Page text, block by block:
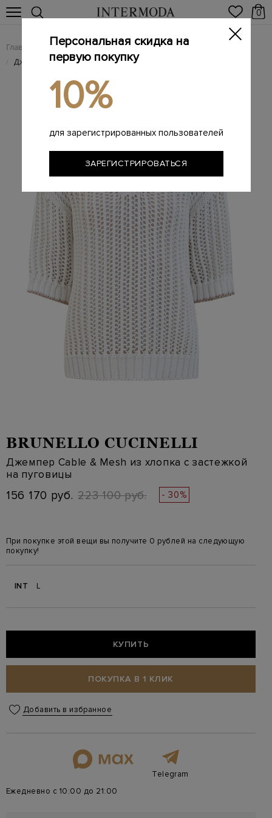
0
Главная Женщинам
/ Джемпер Cable & Mesh из хлопка с застежкой на пуговицы
BRUNELLO CUCINELLI
Джемпер Cable & Mesh из хлопка с застежкой
на пуговицы
156 170 руб. 223 100 руб. - 30%
При покупке этой вещи вы получите 0 рублей на следующую
покупку!
INT L
КУПИТЬ
ПОКУПКА В 1 КЛИК
Добавить в избранное
Telegram
Ежедневно с 10:00 до 21:00
Персональная скидка на
первую покупку
10%
для зарегистрированных пользователей
ЗАРЕГИСТРИРОВАТЬСЯ